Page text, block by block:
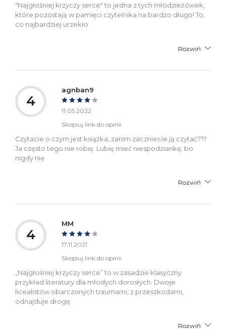
"Najgłośniej krzyczy serce" to jedna z tych młodzieżówek,
które pozostają w pamięci czytelnika na bardzo długo! To,
co najbardziej urzekło
Rozwiń
4
agnban9
11.05.2022
Skopiuj link do opinii
Czytacie o czym jest książka, zanim zaczniecie ją czytać???
Ja często tego nie robię. Lubię mieć niespodziankę, bo
nigdy nie
Rozwiń
4
MM
17.11.2021
Skopiuj link do opinii
„Najgłośniej krzyczy serce” to w zasadzie klasyczny
przykład literatury dla młodych dorosłych. Dwoje
licealistów obarczonych traumami, z przeszkodami,
odnajduje drogę
Rozwiń